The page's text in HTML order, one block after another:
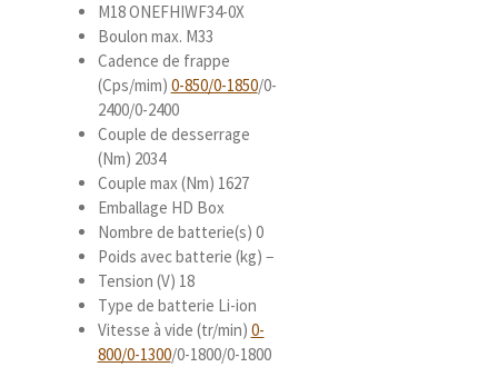
M18 ONEFHIWF34-0X
Boulon max. M33
Cadence de frappe
(Cps/mim) 0-850/0-1850/0-
2400/0-2400
Couple de desserrage
(Nm) 2034
Couple max (Nm) 1627
Emballage HD Box
Nombre de batterie(s) 0
Poids avec batterie (kg) −
Tension (V) 18
Type de batterie Li-ion
Vitesse à vide (tr/min) 0-
800/0-1300/0-1800/0-1800